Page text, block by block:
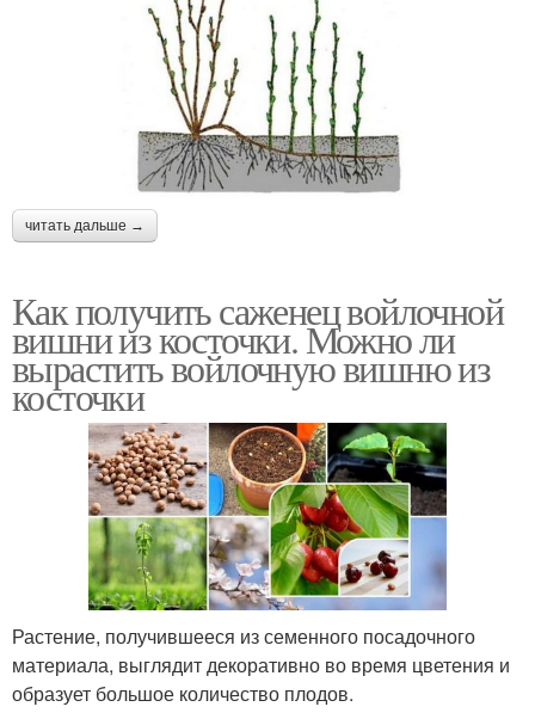
читать дальше →
Как получить саженец войлочной
вишни из косточки. Можно ли
вырастить войлочную вишню из
косточки
Растение, получившееся из семенного посадочного
материала, выглядит декоративно во время цветения и
образует большое количество плодов.